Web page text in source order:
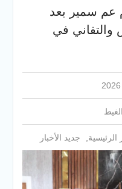
عم سمير بعد
والتفاني في
الرئيسية جديد الأخبار